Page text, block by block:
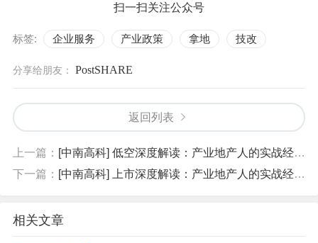
扫一扫关注公众号
标签: 企业服务 产业政策 拿地 技改
分享给朋友： PostSHARE
返回列表
上一篇： [中南高科] 低空深度解读：产业地产人的实战经验-招商引资葛毅明
下一篇： [中南高科] 上市深度解读：产业地产人的实战经验-招商引资葛毅明
相关文章